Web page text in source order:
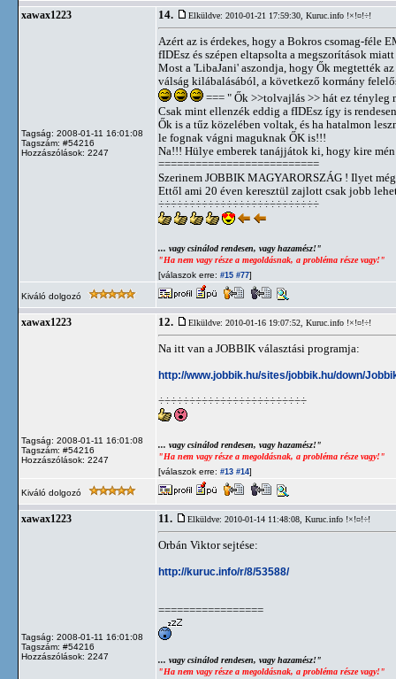
xawax1223
Tagság: 2008-01-11 16:01:08
Tagszám: #54216
Hozzászólások: 2247
14. Elküldve: 2010-01-21 17:59:30, Kuruc.info !×!¤!÷!
Azért az is érdekes, hogy a Bokros csomag-féle
fIDEsz és szépen eltapsolta a megszorítások
Most a 'LibaJani' aszondja, hogy Ők megtették az
válság kilábalásából, a következő kormány
=== " Ők >>tolvajlás >> hát ez tényleg
Csak mint ellenzék eddig a fIDEsz így is
Ők is a tűz közelében voltak, és ha hatalmon
le fognak vágni maguknak ŐK is!!!
Na!!! Hülye emberek tanájjátok ki, hogy kire
==========================
Szerinem JOBBIK MAGYARORSZÁG ! Ilyet
Ettől ami 20 éven keresztül zajlott csak jobb
÷÷÷÷÷÷÷÷÷÷÷÷÷÷÷÷÷÷÷÷÷÷÷÷÷÷
... vagy csinálod rendesen, vagy hazamész!"
"Ha nem vagy része a megoldásnak, a probléma része vagy!"
[válaszok erre: #15 #77]
Kiváló dolgozó
xawax1223
Tagság: 2008-01-11 16:01:08
Tagszám: #54216
Hozzászólások: 2247
12. Elküldve: 2010-01-16 19:07:52, Kuruc.info !×!¤!÷!
Na itt van a JOBBIK választási programja:
http://www.jobbik.hu/sites/jobbik.hu/down/
÷÷÷÷÷÷÷÷÷÷÷÷÷÷÷÷÷÷÷÷÷÷÷÷
... vagy csinálod rendesen, vagy hazamész!"
"Ha nem vagy része a megoldásnak, a probléma része vagy!"
[válaszok erre: #13 #14]
Kiváló dolgozó
xawax1223
Tagság: 2008-01-11 16:01:08
Tagszám: #54216
Hozzászólások: 2247
11. Elküldve: 2010-01-14 11:48:08, Kuruc.info !×!¤!÷!
Orbán Viktor sejtése:
http://kuruc.info/r/8/53588/
=================
... vagy csinálod rendesen, vagy hazamész!"
"Ha nem vagy része a megoldásnak, a probléma része vagy!"